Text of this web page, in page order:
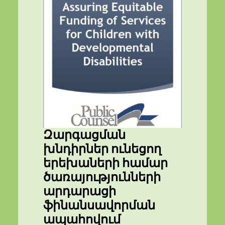
Զարգացման
խնդիրներ ունեցող
երեխաների համար
ծառայությունների
արդարացի
ֆինանսավորման
ապահովում